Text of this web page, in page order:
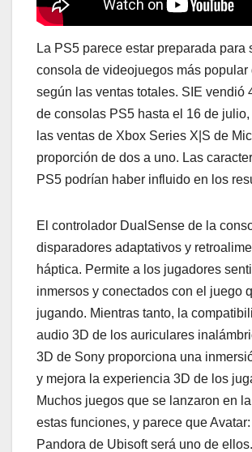
La PS5 parece estar preparada para
consola de videojuegos más popular
según las ventas totales. SIE vendió
de consolas PS5 hasta el 16 de
las ventas de Xbox Series X|S de
proporción de dos a uno. Las
PS5 podrían haber influido en los
El controlador DualSense de la
disparadores adaptativos y
háptica. Permite a los jugadores
inmersos y conectados con el juego
jugando. Mientras tanto, la
audio 3D de los auriculares
3D de Sony proporciona una
y mejora la experiencia 3D de los
Muchos juegos que se lanzaron en
estas funciones, y parece que
Pandora de Ubisoft será uno de ellos.